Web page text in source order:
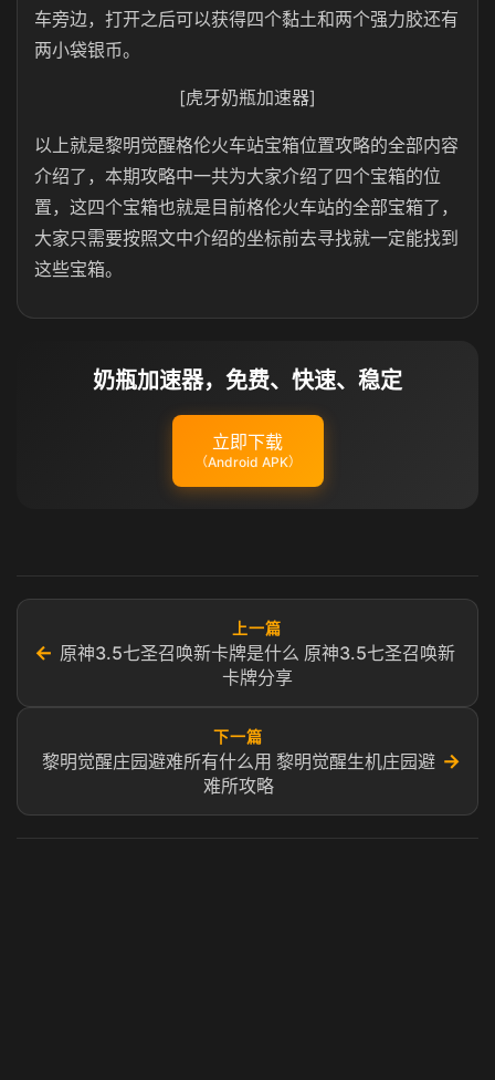
车旁边，打开之后可以获得四个黏土和两个强力胶还有
两小袋银币。
[虎牙奶瓶加速器]
以上就是黎明觉醒格伦火车站宝箱位置攻略的全部内容
介绍了，本期攻略中一共为大家介绍了四个宝箱的位
置，这四个宝箱也就是目前格伦火车站的全部宝箱了，
大家只需要按照文中介绍的坐标前去寻找就一定能找到
这些宝箱。
奶瓶加速器，免费、快速、稳定
立即下载
（Android APK）
←
上一篇
原神3.5七圣召唤新卡牌是什么​ ​原神3.5七圣召唤新
卡牌分享
下一篇
黎明觉醒庄园避难所有什么用 黎明觉醒生机庄园避
难所攻略
→